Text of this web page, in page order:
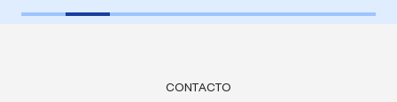
CONTACTO